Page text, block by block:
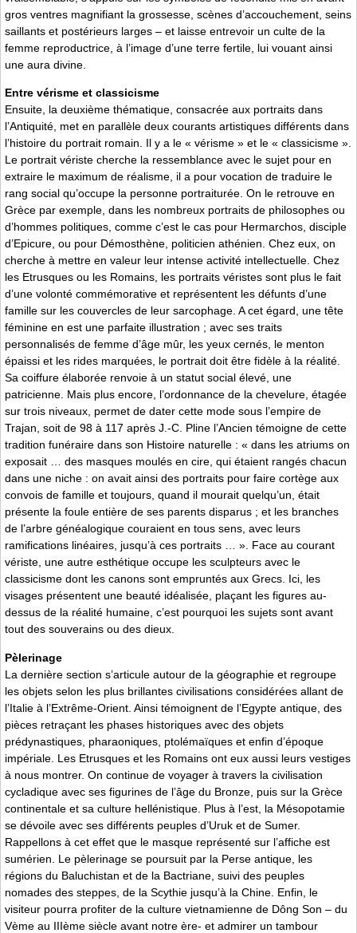
gros ventres magnifiant la grossesse, scènes d’accouchement, seins
saillants et postérieurs larges – et laisse entrevoir un culte de la
femme reproductrice, à l’image d’une terre fertile, lui vouant ainsi
une aura divine.
Entre vérisme et classicisme
Ensuite, la deuxième thématique, consacrée aux portraits dans
l’Antiquité, met en parallèle deux courants artistiques différents dans
l’histoire du portrait romain. Il y a le « vérisme » et le « classicisme ».
Le portrait vériste cherche la ressemblance avec le sujet pour en
extraire le maximum de réalisme, il a pour vocation de traduire le
rang social qu’occupe la personne portraiturée. On le retrouve en
Grèce par exemple, dans les nombreux portraits de philosophes ou
d’hommes politiques, comme c’est le cas pour Hermarchos, disciple
d’Epicure, ou pour Démosthène, politicien athénien. Chez eux, on
cherche à mettre en valeur leur intense activité intellectuelle. Chez
les Etrusques ou les Romains, les portraits véristes sont plus le fait
d’une volonté commémorative et représentent les défunts d’une
famille sur les couvercles de leur sarcophage. A cet égard, une tête
féminine en est une parfaite illustration ; avec ses traits
personnalisés de femme d’âge mûr, les yeux cernés, le menton
épaissi et les rides marquées, le portrait doit être fidèle à la réalité.
Sa coiffure élaborée renvoie à un statut social élevé, une
patricienne. Mais plus encore, l’ordonnance de la chevelure, étagée
sur trois niveaux, permet de dater cette mode sous l’empire de
Trajan, soit de 98 à 117 après J.-C. Pline l’Ancien témoigne de cette
tradition funéraire dans son Histoire naturelle : « dans les atriums on
exposait … des masques moulés en cire, qui étaient rangés chacun
dans une niche : on avait ainsi des portraits pour faire cortège aux
convois de famille et toujours, quand il mourait quelqu’un, était
présente la foule entière de ses parents disparus ; et les branches
de l’arbre généalogique couraient en tous sens, avec leurs
ramifications linéaires, jusqu’à ces portraits … ». Face au courant
vériste, une autre esthétique occupe les sculpteurs avec le
classicisme dont les canons sont empruntés aux Grecs. Ici, les
visages présentent une beauté idéalisée, plaçant les figures au-
dessus de la réalité humaine, c’est pourquoi les sujets sont avant
tout des souverains ou des dieux.
Pèlerinage
La dernière section s’articule autour de la géographie et regroupe
les objets selon les plus brillantes civilisations considérées allant de
l’Italie à l’Extrême-Orient. Ainsi témoignent de l’Egypte antique, des
pièces retraçant les phases historiques avec des objets
prédynastiques, pharaoniques, ptolémaïques et enfin d’époque
impériale. Les Etrusques et les Romains ont eux aussi leurs vestiges
à nous montrer. On continue de voyager à travers la civilisation
cycladique avec ses figurines de l’âge du Bronze, puis sur la Grèce
continentale et sa culture hellénistique. Plus à l’est, la Mésopotamie
se dévoile avec ses différents peuples d’Uruk et de Sumer.
Rappellons à cet effet que le masque représenté sur l’affiche est
sumérien. Le pèlerinage se poursuit par la Perse antique, les
régions du Baluchistan et de la Bactriane, suivi des peuples
nomades des steppes, de la Scythie jusqu’à la Chine. Enfin, le
visiteur pourra profiter de la culture vietnamienne de Dông Son – du
Vème au IIIème siècle avant notre ère- et admirer un tambour